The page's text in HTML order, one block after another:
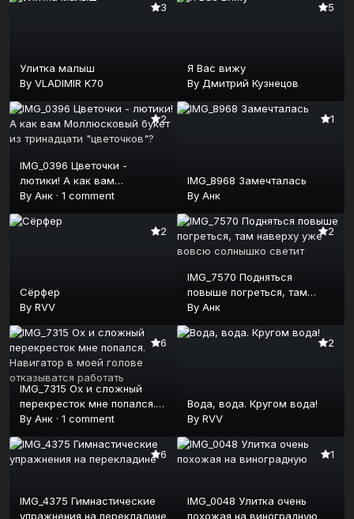
3
Улитка малыш
By VLADIMIR K70
5
Я Вас вижу
ByДмитрий Кузнецов
2
IMG_0396 Цветочки -
лютики! А как вам
Моллюсковый букет из
By Анк · 1 comment
1
IMG_8968 Замечталась
By Анк
2
Сёрфер
By RVV
2
IMG_7570 Подняться
повыше погреться, там
наверху уже вовсю
By Анк
6
IMG_7315 Ох и сложный
перекресток мне попался.
Навигатор в моей голове
By Анк · 1 comment
2
Вода, вода. Кругом вода!
By RVV
6
IMG_4375 Гимнастические
упражнения на перекладине
1
IMG_0048 Улитка очень
похожая на виноградную